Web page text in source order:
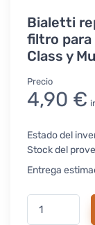
Bialetti
filtro para
Class y
Precio
4,90 €
Estado del
Stock del
Entrega